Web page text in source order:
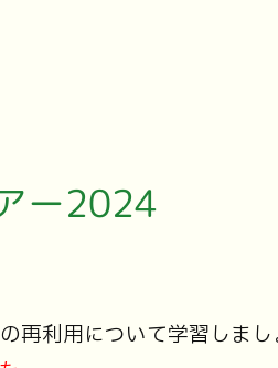
ー2024
再利用について学習しまし